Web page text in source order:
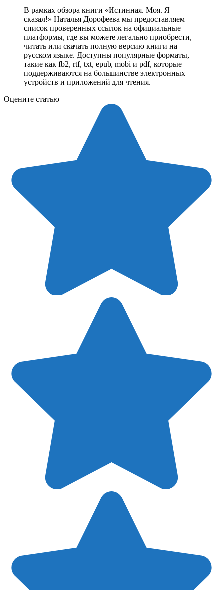
В рамках обзора книги «Истинная. Моя. Я
сказал!» Наталья Дорофеева мы предоставляем
список проверенных ссылок на официальные
платформы, где вы можете легально приобрести,
читать или скачать полную версию книги на
русском языке. Доступны популярные форматы,
такие как fb2, rtf, txt, epub, mobi и pdf, которые
поддерживаются на большинстве электронных
устройств и приложений для чтения.
Оцените статью